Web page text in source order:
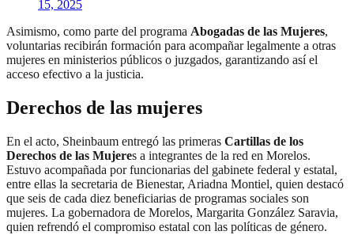
15, 2025
Asimismo, como parte del programa Abogadas de las Mujeres,
voluntarias recibirán formación para acompañar legalmente a otras
mujeres en ministerios públicos o juzgados, garantizando así el
acceso efectivo a la justicia.
Derechos de las mujeres
En el acto, Sheinbaum entregó las primeras Cartillas de los
Derechos de las Mujeres a integrantes de la red en Morelos.
Estuvo acompañada por funcionarias del gabinete federal y estatal,
entre ellas la secretaria de Bienestar, Ariadna Montiel, quien destacó
que seis de cada diez beneficiarias de programas sociales son
mujeres. La gobernadora de Morelos, Margarita González Saravia,
quien refrendó el compromiso estatal con las políticas de género.